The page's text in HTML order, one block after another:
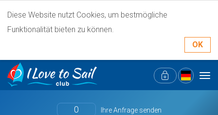
Diese Website nutzt Cookies, um bestmögliche
Funktionalität bieten zu können.
OK
0 Ihre Anfrage senden